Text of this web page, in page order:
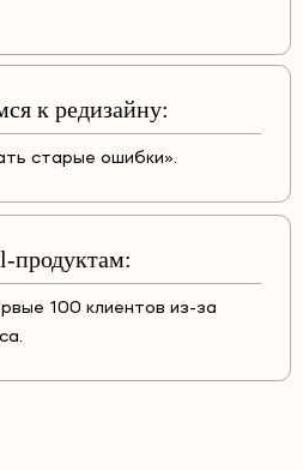
к редизайну:
старые ошибки».
продуктам:
100 клиентов из-за